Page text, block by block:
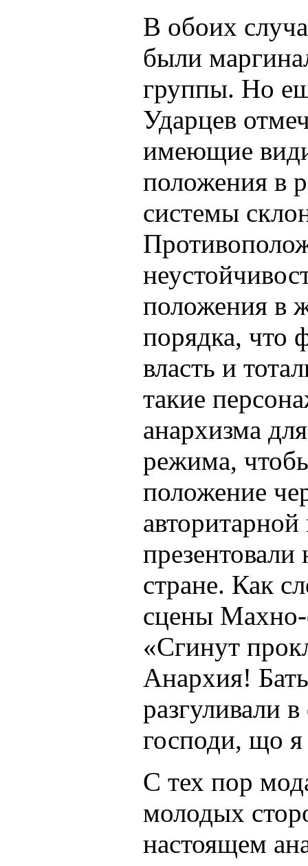
В обоих
были
группы. Но
Ударцев
имеющие
положения в
системы
положения в
порядка, что
власть и
такие
анархизма
режима,
положение
стране. Как
сцены Махно-
«Сгинут
Анархия!
разгуливали
господи, що
С тех пор
молодых
настоящем